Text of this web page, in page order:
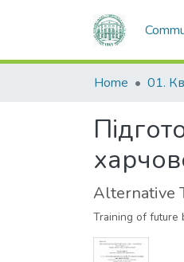
Home
Alternative
Training of future